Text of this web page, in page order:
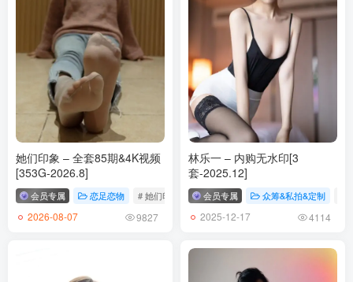
けん研(けんけん) – NO.061 2023年11月[166P-5V-750.3M]
[11.9]
けん研(けんけん) – NO.060 モノクロジッパー [50P／300MB]
[11.2]
けん研(けんけん) – NO.059 [Fantia] 23年10月合集 [163P7V-2.83G]
[10.2更1]
けん研(けんけん) – NO.058 23年09月 Fantia合集[187P-2V-1005M]
けん研(けんけん) – NO.057 Fantia 8月投稿[191P-1V-910M]
她们印象 – 全套85期&4K视频
[353G-2026.8]
会员专属 恋足恋物 # 她们印象
2026-08-07 9827
林乐一 – 内购无水印[3
套-2025.12]
会员专属 众筹&私拍&定制
2025-12-17 4114